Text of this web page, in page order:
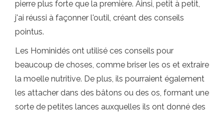
pierre plus forte que la première. Ainsi, petit à petit,
j'ai réussi à façonner l'outil, créant des conseils
pointus.
Les Hominidés ont utilisé ces conseils pour
beaucoup de choses, comme briser les os et extraire
la moelle nutritive. De plus, ils pourraient également
les attacher dans des bâtons ou des os, formant une
sorte de petites lances auxquelles ils ont donné des